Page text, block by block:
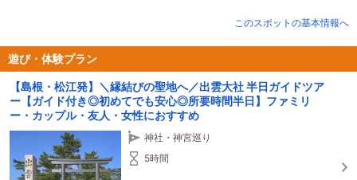
松江城や松江歴史館、堀川遊覧船、武家屋敷が残る風情ある町並み、宍道湖に
沈む夕日、松江しんじ湖温泉での癒やし。
出雲そば、しじみ料理、和菓子めぐり、茶の湯文化やお点前体験など、五感で
楽しむ旅が広がります。
また松江は、小泉八雲記念館に象徴される怪談文化の地。
地元ガイドと巡る怪談ツアー、伝統工芸体験、縁結びや神話巡り、出雲大社な
どのパワースポットも魅力です。
モビリティstriemo（ストリーモ）を活用した屋外アクティビティとともに、
特別な“ご縁”の旅をお楽しみください。
このスポットの基本情報へ
遊び・体験プラン
【島根・松江発】＼縁結びの聖地へ／出雲大社 半日ガイドツア
ー【ガイド付き◎初めてでも安心◎所要時間半日】ファミリ
ー・カップル・友人・女性におすすめ
神社・神宮巡り
5時間